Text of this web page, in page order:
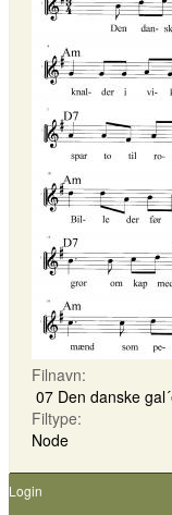
Filnavn:
07 Den danske
Filtype:
Node
Login